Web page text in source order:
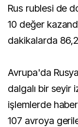
Rus rublesi de
10 değer
dakikalarda
Avrupa'da
dalgalı bir seyir
işlemlerde
107 avroya